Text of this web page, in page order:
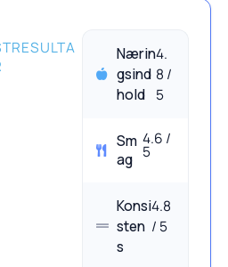
Nærin
gsind
hold
4.
8 /
5
Sm
ag
4.6 /
5
Konsi
sten
s
4.8
/ 5